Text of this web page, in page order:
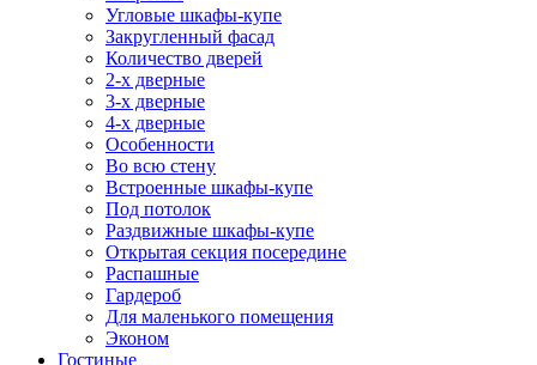
Угловые шкафы-купе
Закругленный фасад
Количество дверей
2-х дверные
3-х дверные
4-х дверные
Особенности
Во всю стену
Встроенные шкафы-купе
Под потолок
Раздвижные шкафы-купе
Открытая секция посередине
Распашные
Гардероб
Для маленького помещения
Эконом
Гостиные